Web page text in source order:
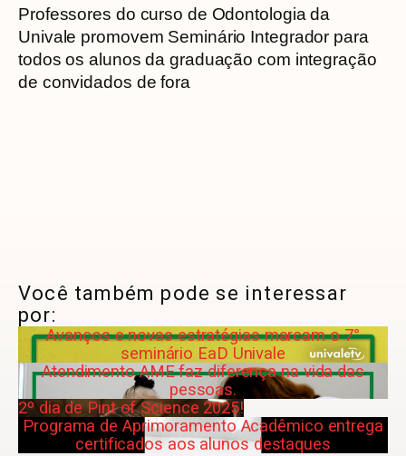
Professores do curso de Odontologia da
Univale promovem Seminário Integrador para
todos os alunos da graduação com integração
de convidados de fora
Você também pode se interessar
por:
Avanços e novas estratégias marcam o 7°
seminário EaD Univale
Atendimento AME faz diferença na vida das
pessoas.
2º dia de Pint of Science 2025!
Programa de Aprimoramento Acadêmico entrega
certificados aos alunos destaques